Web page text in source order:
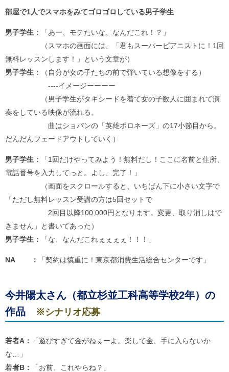
部屋で1人でスマホをみてゴロゴロしている男子学生
男子学生：
「あー、モテたいな、なんだこれ！？」
（スマホの画面には、「君もスーパーピアニストに！1回
無料レッスンします！」という文章が）
男子学生：
（自分が女の子たちの前で弾いている想像をする）
----イメージーーーー
（男子学生がタキシードを着て女の子数人に囲まれて演
奏をしている映像が流れる。
曲はショパンの「英雄ポロネーズ」の17小節目から。
だんだんフェードアウトしていく）
男子学生：
「1回だけやってみよう！無料だし！ここに名前と住所、
電話番号を入力してっと。よし、完了！」
（画面をスクロールすると、いちばん下に小さい文字で
「ただし無料レッスン受講の方は5回セットで
2回目以降100,000円となります。変更、取り消しはで
きません」と書いてあった）
男子学生：
「な、なんだこれぇぇぇぇ！！！」
NA ： 「契約は慎重に！東京都消費生活総合センターです」
今井陽太さん（都立杉並工科高等学校2年）の
作品
※シナリオ応募
若者A：
「遊びすぎて金がねぇーよ。楽して金、手に入らないか
な…」
若者B：
「お前、これやらね？」